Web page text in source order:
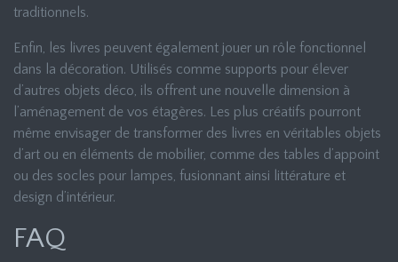
traditionnels.
Enfin, les livres peuvent également jouer un rôle fonctionnel
dans la décoration. Utilisés comme supports pour élever
d’autres objets déco, ils offrent une nouvelle dimension à
l’aménagement de vos étagères. Les plus créatifs pourront
même envisager de transformer des livres en véritables objets
d’art ou en éléments de mobilier, comme des tables d’appoint
ou des socles pour lampes, fusionnant ainsi littérature et
design d’intérieur.
FAQ